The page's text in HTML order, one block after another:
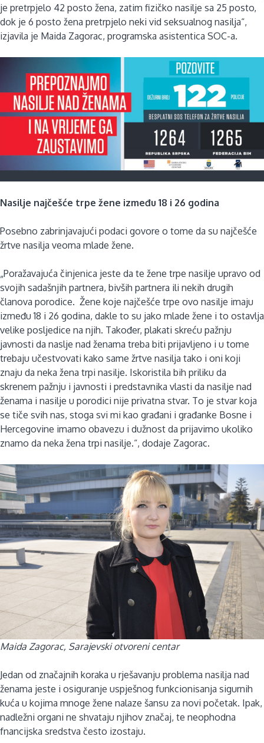
je pretrpjelo 42 posto žena, zatim fizičko nasilje sa 25 posto,
dok je 6 posto žena pretrpjelo neki vid seksualnog nasilja“,
izjavila je Maida Zagorac, programska asistentica SOC-a.
Nasilje najčešće trpe žene između 18 i 26 godina
Posebno zabrinjavajući podaci govore o tome da su najčešće
žrtve nasilja veoma mlade žene.
„Poražavajuća činjenica jeste da te žene trpe nasilje upravo od
svojih sadašnjih partnera, bivših partnera ili nekih drugih
članova porodice. Žene koje najčešće trpe ovo nasilje imaju
između 18 i 26 godina, dakle to su jako mlade žene i to ostavlja
velike posljedice na njih. Također, plakati skreću pažnju
javnosti da naslje nad ženama treba biti prijavljeno i u tome
trebaju učestvovati kako same žrtve nasilja tako i oni koji
znaju da neka žena trpi nasilje. Iskoristila bih priliku da
skrenem pažnju i javnosti i predstavnika vlasti da nasilje nad
ženama i nasilje u porodici nije privatna stvar. To je stvar koja
se tiče svih nas, stoga svi mi kao građani i građanke Bosne i
Hercegovine imamo obavezu i dužnost da prijavimo ukoliko
znamo da neka žena trpi nasilje.“, dodaje Zagorac.
Maida Zagorac, Sarajevski otvoreni centar
Jedan od značajnih koraka u rješavanju problema nasilja nad
ženama jeste i osiguranje uspješnog funkcionisanja sigurnih
kuća u kojima mnoge žene nalaze šansu za novi početak. Ipak,
nadležni organi ne shvataju njihov značaj, te neophodna
fnancijska sredstva često izostaju.